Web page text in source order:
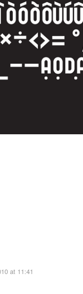
at 11:41